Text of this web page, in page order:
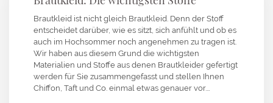
Brautkleid ist nicht gleich Brautkleid. Denn der Stoff
entscheidet darüber, wie es sitzt, sich anfühlt und ob es
auch im Hochsommer noch angenehmen zu tragen ist.
Wir haben aus diesem Grund die wichtigsten
Materialien und Stoffe aus denen Brautkleider gefertigt
werden für Sie zusammengefasst und stellen Ihnen
Chiffon, Taft und Co. einmal etwas genauer vor.…